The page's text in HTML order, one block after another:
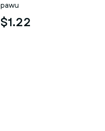
pawu
$1.22